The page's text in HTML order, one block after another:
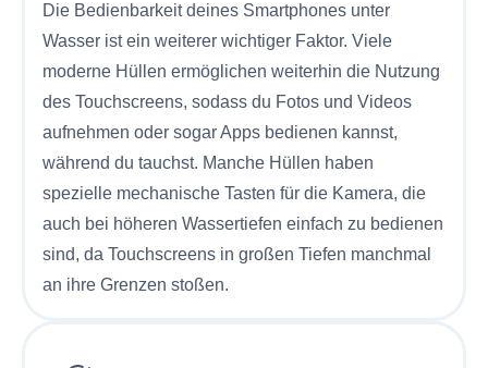
Die Bedienbarkeit deines Smartphones unter
Wasser ist ein weiterer wichtiger Faktor. Viele
moderne Hüllen ermöglichen weiterhin die Nutzung
des Touchscreens, sodass du Fotos und Videos
aufnehmen oder sogar Apps bedienen kannst,
während du tauchst. Manche Hüllen haben
spezielle mechanische Tasten für die Kamera, die
auch bei höheren Wassertiefen einfach zu bedienen
sind, da Touchscreens in großen Tiefen manchmal
an ihre Grenzen stoßen.